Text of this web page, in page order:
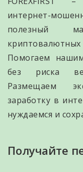
интернет-
полезный
Помогаем
без риска
Размещаем
заработку в
нуждаемся и
Получайте